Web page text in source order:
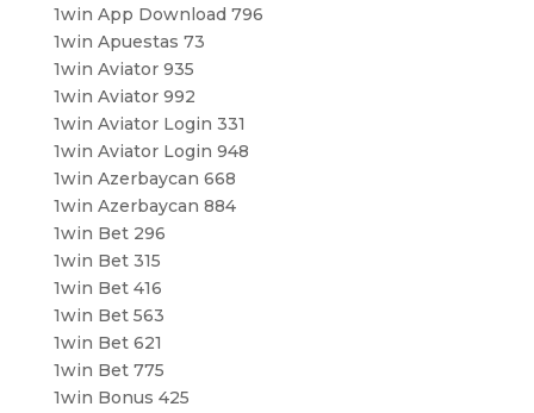
1win App Download 796
1win Apuestas 73
1win Aviator 935
1win Aviator 992
1win Aviator Login 331
1win Aviator Login 948
1win Azerbaycan 668
1win Azerbaycan 884
1win Bet 296
1win Bet 315
1win Bet 416
1win Bet 563
1win Bet 621
1win Bet 775
1win Bonus 425